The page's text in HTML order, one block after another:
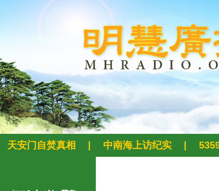
天安门自焚真相 中南海上访纪实